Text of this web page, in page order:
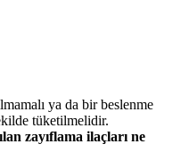
ya da bir beslenme
tüketilmelidir.
zayıflama ilaçları ne